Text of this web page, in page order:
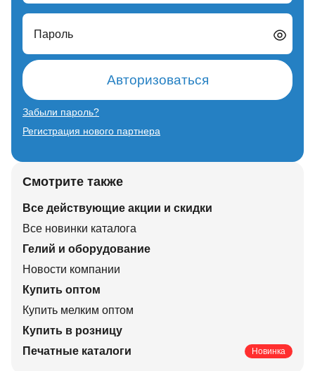
Пароль
Авторизоваться
Забыли пароль?
Регистрация нового партнера
Смотрите также
Все действующие акции и скидки
Все новинки каталога
Гелий и оборудование
Новости компании
Купить оптом
Купить мелким оптом
Купить в розницу
Печатные каталоги
Новинка